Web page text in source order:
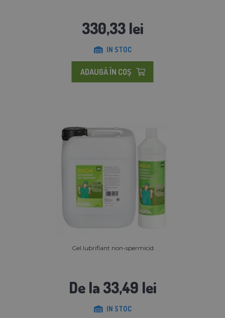
330,33 lei
IN STOC
ADAUGĂ ÎN COŞ
Gel lubrifiant non-spermicid
De la 33,49 lei
IN STOC